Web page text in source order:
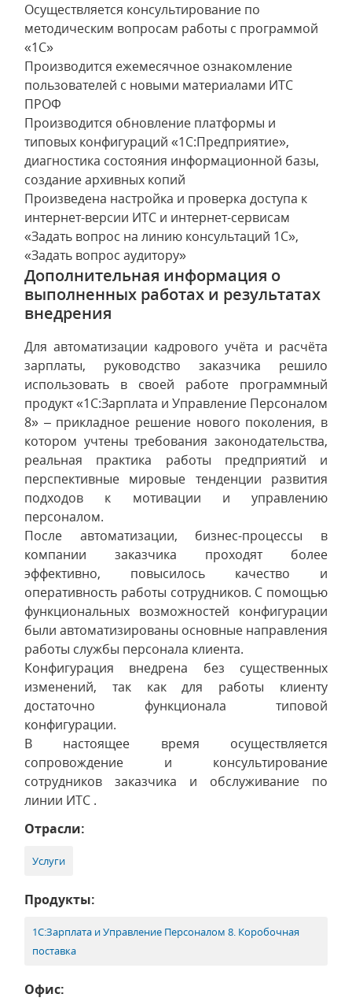
Осуществляется консультирование по
методическим вопросам работы с программой
«1С»
Производится ежемесячное ознакомление
пользователей с новыми материалами ИТС
ПРОФ
Производится обновление платформы и
типовых конфигураций «1С:Предприятие»,
диагностика состояния информационной базы,
создание архивных копий
Произведена настройка и проверка доступа к
интернет-версии ИТС и интернет-сервисам
«Задать вопрос на линию консультаций 1С»,
«Задать вопрос аудитору»
Дополнительная информация о
выполненных работах и результатах
внедрения
Для автоматизации кадрового учёта и расчёта
зарплаты, руководство заказчика решило
использовать в своей работе программный
продукт «1С:Зарплата и Управление Персоналом
8» – прикладное решение нового поколения, в
котором учтены требования законодательства,
реальная практика работы предприятий и
перспективные мировые тенденции развития
подходов к мотивации и управлению
персоналом.
После автоматизации, бизнес-процессы в
компании заказчика проходят более
эффективно, повысилось качество и
оперативность работы сотрудников. С помощью
функциональных возможностей конфигурации
были автоматизированы основные направления
работы службы персонала клиента.
Конфигурация внедрена без существенных
изменений, так как для работы клиенту
достаточно функционала типовой
конфигурации.
В настоящее время осуществляется
сопровождение и консультирование
сотрудников заказчика и обслуживание по
линии ИТС .
Отрасли:
Услуги
Продукты:
1С:Зарплата и Управление Персоналом 8. Коробочная
поставка
Офис: